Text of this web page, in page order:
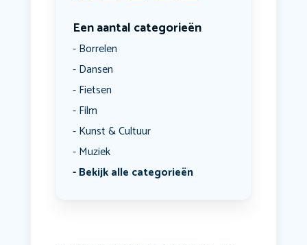
Een aantal categorieën
Borrelen
Dansen
Fietsen
Film
Kunst & Cultuur
Muziek
Bekijk alle categorieën